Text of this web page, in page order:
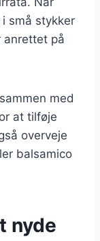
små stykker
anrettet på
med
at tilføje
overveje
balsamico
nyde